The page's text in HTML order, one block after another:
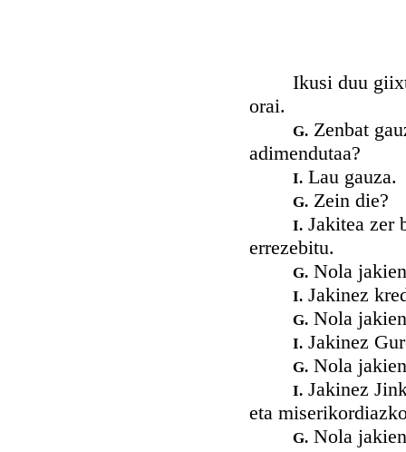
Ikusi duu
orai.
G. Zenbat
adimendutaa?
I. Lau gauza.
G. Zein die?
I. Jakitea zer
errezebitu.
G. Nola
I. Jakinez
G. Nola
I. Jakinez
G. Nola
I. Jakinez
eta
G. Nola